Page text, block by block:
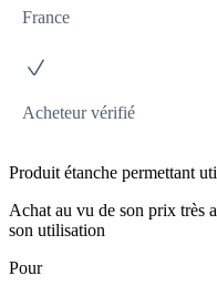
France
Acheteur vérifié
Produit étanche permettant
Achat au vu de son prix très
son utilisation
Pour